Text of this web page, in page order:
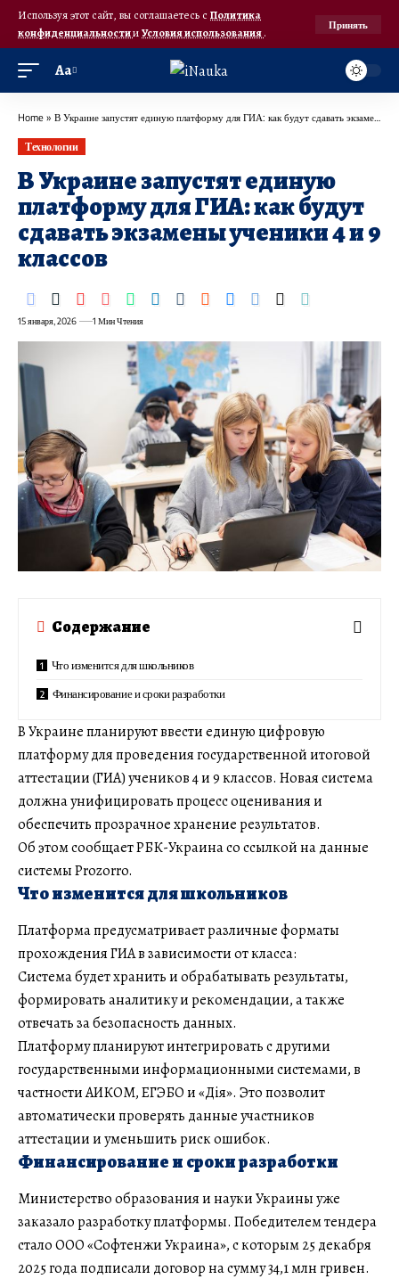
Используя этот сайт, вы соглашаетесь с Политика
конфиденциальностииУсловия использования.
Принять
Аа
Home » В Украине запустят единую платформу для ГИА: как будут сдавать экзамены ученики 4 и 9 классов
Технологии
В Украине запустят единую
платформу для ГИА: как будут
сдавать экзамены ученики 4 и 9
классов
15 января, 2026 1 Мин Чтения
Содержание
Что изменится для школьников
Финансирование и сроки разработки
В Украине планируют ввести единую цифровую
платформу для проведения государственной итоговой
аттестации (ГИА) учеников 4 и 9 классов. Новая система
должна унифицировать процесс оценивания и
обеспечить прозрачное хранение результатов.
Об этом сообщает РБК-Украина со ссылкой на данные
системы Prozorro.
Что изменится для школьников
Платформа предусматривает различные форматы
прохождения ГИА в зависимости от класса:
Система будет хранить и обрабатывать результаты,
формировать аналитику и рекомендации, а также
отвечать за безопасность данных.
Платформу планируют интегрировать с другими
государственными информационными системами, в
частности АИКОМ, ЕГЭБО и «Дія». Это позволит
автоматически проверять данные участников
аттестации и уменьшить риск ошибок.
Финансирование и сроки разработки
Министерство образования и науки Украины уже
заказало разработку платформы. Победителем тендера
стало ООО «Софтенжи Украина», с которым 25 декабря
2025 года подписали договор на сумму 34,1 млн гривен.